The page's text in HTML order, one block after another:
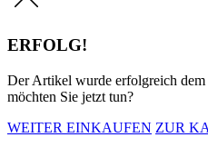
ERFOLG!
Der Artikel wurde erfolgreich
möchten Sie jetzt tun?
WEITER EINKAUFEN ZUR